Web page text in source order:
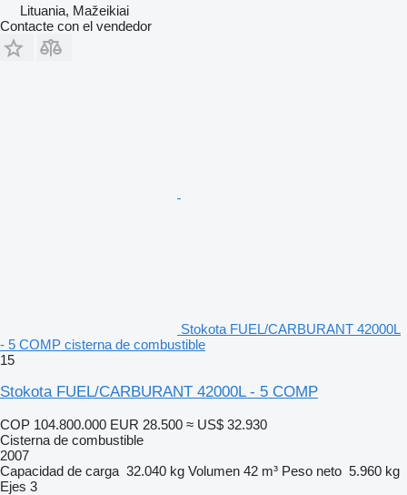
Lituania, Mažeikiai
Contacte con el vendedor
Stokota FUEL/CARBURANT 42000L
- 5 COMP cisterna de combustible
15
Stokota FUEL/CARBURANT 42000L - 5 COMP
COP 104.800.000 EUR 28.500 ≈ US$ 32.930
Cisterna de combustible
2007
Capacidad de carga 32.040 kg Volumen 42 m³ Peso neto 5.960 kg
Ejes 3